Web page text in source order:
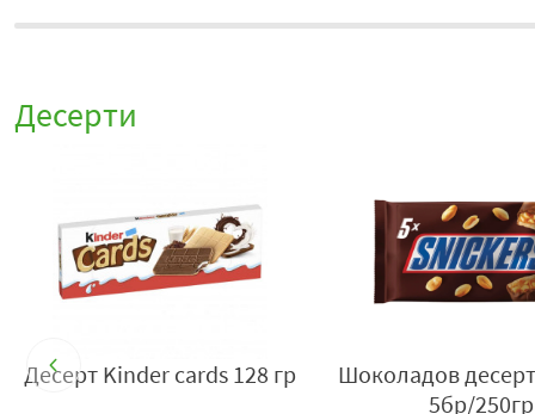
Десерти
Десерт Kinder cards 128 гр
Шоколадов
5бр/250гр